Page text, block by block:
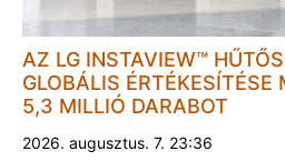
AZ LG INSTAVIEW™
GLOBÁLIS ÉRTÉKESÍTÉSE
5,3 MILLIÓ DARABOT
2026. augusztus. 7. 23:36